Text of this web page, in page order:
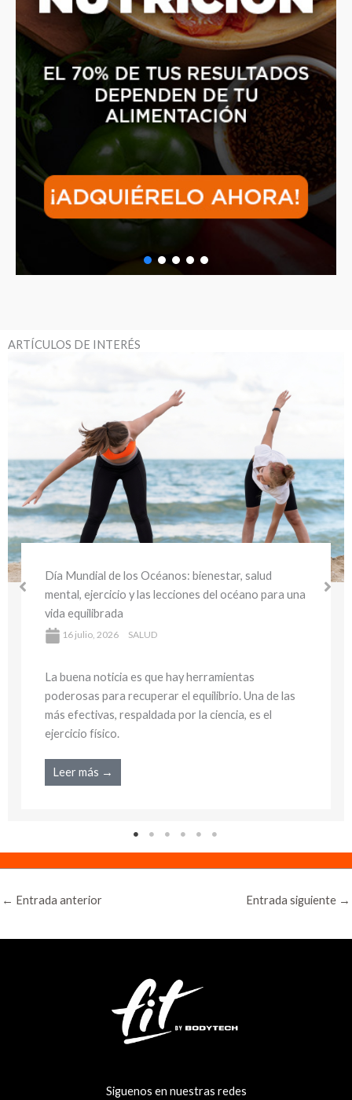
ARTÍCULOS DE INTERÉS
una
Día Mundial del Medio Ambiente y la Salud:
bienestar sostenible y hábitos saludables para
cuidar tu salud y el planeta
La buena noticia es que hay herramientas
poderosas para recuperar el equilibrio. Una de
más efectivas, respaldada por la ciencia, es el
← Entrada anterior Entrada siguiente →
Siguenos en nuestras redes